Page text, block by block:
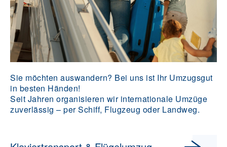
Sie möchten auswandern? Bei uns ist Ihr Umzugsgut
in besten Händen!
Seit Jahren organisieren wir internationale Umzüge
zuverlässig – per Schiff, Flugzeug oder Landweg.